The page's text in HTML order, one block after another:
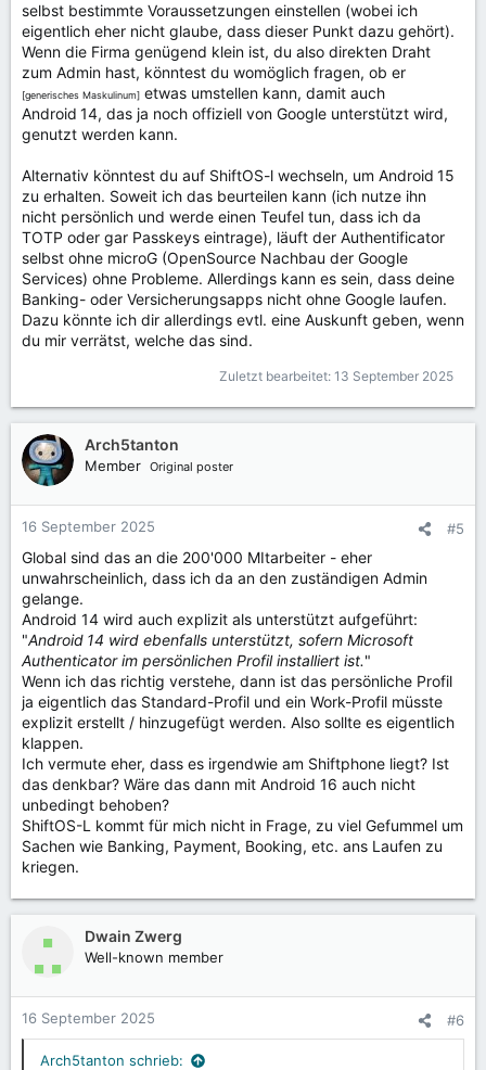
selbst bestimmte Voraussetzungen einstellen (wobei ich
eigentlich eher nicht glaube, dass dieser Punkt dazu gehört).
Wenn die Firma genügend klein ist, du also direkten Draht
zum Admin hast, könntest du womöglich fragen, ob er
[generisches Maskulinum] etwas umstellen kann, damit auch
Android 14, das ja noch offiziell von Google unterstützt wird,
genutzt werden kann.
Alternativ könntest du auf ShiftOS-l wechseln, um Android 15
zu erhalten. Soweit ich das beurteilen kann (ich nutze ihn
nicht persönlich und werde einen Teufel tun, dass ich da
TOTP oder gar Passkeys eintrage), läuft der Authentificator
selbst ohne microG (OpenSource Nachbau der Google
Services) ohne Probleme. Allerdings kann es sein, dass deine
Banking- oder Versicherungsapps nicht ohne Google laufen.
Dazu könnte ich dir allerdings evtl. eine Auskunft geben, wenn
du mir verrätst, welche das sind.
Zuletzt bearbeitet: 13 September 2025
Arch5tanton
Member Original poster
16 September 2025 #5
Global sind das an die 200'000 MItarbeiter - eher
unwahrscheinlich, dass ich da an den zuständigen Admin
gelange.
Android 14 wird auch explizit als unterstützt aufgeführt:
"Android 14 wird ebenfalls unterstützt, sofern Microsoft
Authenticator im persönlichen Profil installiert ist."
Wenn ich das richtig verstehe, dann ist das persönliche Profil
ja eigentlich das Standard-Profil und ein Work-Profil müsste
explizit erstellt / hinzugefügt werden. Also sollte es eigentlich
klappen.
Ich vermute eher, dass es irgendwie am Shiftphone liegt? Ist
das denkbar? Wäre das dann mit Android 16 auch nicht
unbedingt behoben?
ShiftOS-L kommt für mich nicht in Frage, zu viel Gefummel um
Sachen wie Banking, Payment, Booking, etc. ans Laufen zu
kriegen.
Dwain Zwerg
Well-known member
16 September 2025 #6
Arch5tanton schrieb: